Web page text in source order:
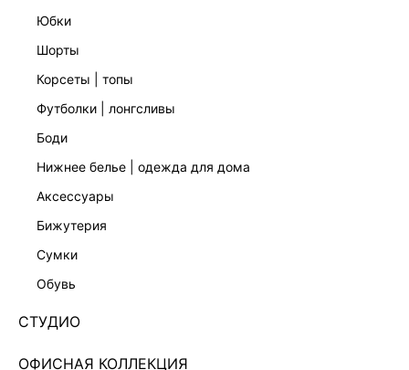
юбки
шорты
корсеты | топы
футболки | лонгсливы
боди
нижнее белье | одежда для дома
аксессуары
бижутерия
сумки
обувь
СТУДИО
ОФИСНАЯ КОЛЛЕКЦИЯ
ЭКСКЛЮЗИВНО ОНЛАЙН
ФУТБОЛКА СВОБОДНОГО КРОЯ С ПРИНТОМ
4255112371-41
Нет в наличии